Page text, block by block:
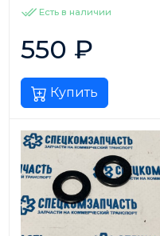
Есть в наличии
550 ₽
Купить